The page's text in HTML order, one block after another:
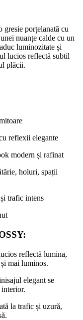
gresie porțelanată cu
nuanțe calde cu un
aduc luminozitate și
lucios reflectă subtil
plăcii.
reflexii elegante
modern și rafinat
holuri, spații
trafic intens
:
reflectă lumina,
mai luminos.
elegant se
la trafic și uzură,